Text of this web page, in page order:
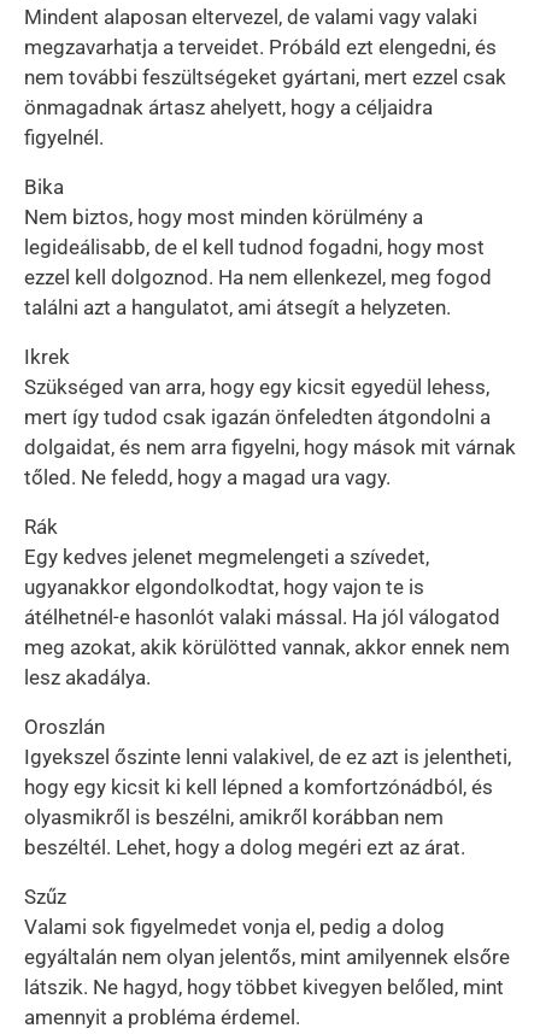
Mindent alaposan eltervezel, de valami vagy valaki
megzavarhatja a terveidet. Próbáld ezt elengedni, és
nem további feszültségeket gyártani, mert ezzel csak
önmagadnak ártasz ahelyett, hogy a céljaidra
figyelnél.
Bika
Nem biztos, hogy most minden körülmény a
legideálisabb, de el kell tudnod fogadni, hogy most
ezzel kell dolgoznod. Ha nem ellenkezel, meg fogod
találni azt a hangulatot, ami átsegít a helyzeten.
Ikrek
Szükséged van arra, hogy egy kicsit egyedül lehess,
mert így tudod csak igazán önfeledten átgondolni a
dolgaidat, és nem arra figyelni, hogy mások mit várnak
tőled. Ne feledd, hogy a magad ura vagy.
Rák
Egy kedves jelenet megmelengeti a szívedet,
ugyanakkor elgondolkodtat, hogy vajon te is
átélhetnél-e hasonlót valaki mással. Ha jól válogatod
meg azokat, akik körülötted vannak, akkor ennek nem
lesz akadálya.
Oroszlán
Igyekszel őszinte lenni valakivel, de ez azt is jelentheti,
hogy egy kicsit ki kell lépned a komfortzónádból, és
olyasmikről is beszélni, amikről korábban nem
beszéltél. Lehet, hogy a dolog megéri ezt az árat.
Szűz
Valami sok figyelmedet vonja el, pedig a dolog
egyáltalán nem olyan jelentős, mint amilyennek elsőre
látszik. Ne hagyd, hogy többet kivegyen belőled, mint
amennyit a probléma érdemel.